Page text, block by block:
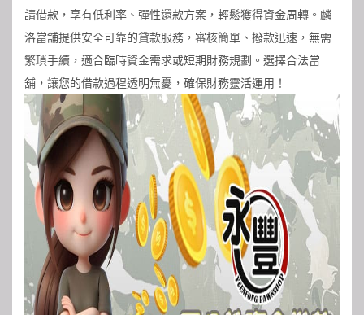
請借款，享有低利率、彈性還款方案，輕鬆獲得資金周轉。麟
洛當舖提供安全可靠的貸款服務，審核簡單、撥款迅速，無需
繁瑣手續，適合臨時資金需求或短期財務規劃。選擇合法當
舖，讓您的借款過程透明無憂，確保財務靈活運用！